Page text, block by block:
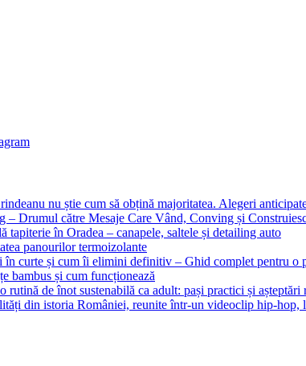
nu știe cum să obțină majoritatea. Alegeri
– Drumul către Mesaje Care Vând, Conving și
tapiterie în Oradea – canapele, saltele și detailing auto
panourilor termoizolante
în curte și cum îi elimini definitiv – Ghid complet pentru o
bambus și cum funcționează
rutină de înot sustenabilă ca adult: pași practici și așteptări
din istoria României, reunite într-un videoclip hip-